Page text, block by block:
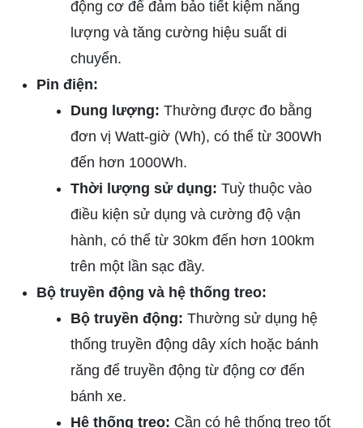
động cơ để đảm bảo tiết kiệm năng
lượng và tăng cường hiệu suất di
chuyển.
Pin điện:
Dung lượng: Thường được đo bằng
đơn vị Watt-giờ (Wh), có thể từ 300Wh
đến hơn 1000Wh.
Thời lượng sử dụng: Tuỳ thuộc vào
điều kiện sử dụng và cường độ vận
hành, có thể từ 30km đến hơn 100km
trên một lần sạc đầy.
Bộ truyền động và hệ thống treo:
Bộ truyền động: Thường sử dụng hệ
thống truyền động dây xích hoặc bánh
răng để truyền động từ động cơ đến
bánh xe.
Hệ thống treo: Cần có hệ thống treo tốt